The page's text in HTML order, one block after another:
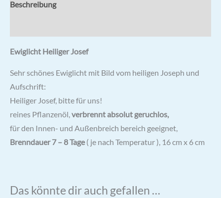
Beschreibung
Ewiglicht Heiliger Josef
Sehr schönes Ewiglicht mit Bild vom heiligen Joseph und
Aufschrift:
Heiliger Josef, bitte für uns!
reines Pflanzenöl,verbrennt absolut geruchlos,
für den Innen- und Außenbreich bereich geeignet,
Brenndauer 7 – 8 Tage( je nach Temperatur ), 16 cm x 6 cm
Das könnte dir auch gefallen …